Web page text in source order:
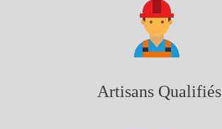
Artisans Qualifiés